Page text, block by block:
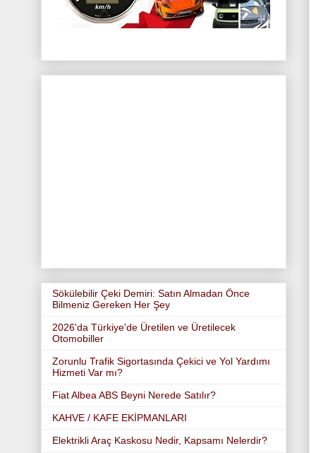
Sökülebilir Çeki Demiri: Satın Almadan Önce
Bilmeniz Gereken Her Şey
2026'da Türkiye'de Üretilen ve Üretilecek
Otomobiller
Zorunlu Trafik Sigortasında Çekici ve Yol Yardımı
Hizmeti Var mı?
Fiat Albea ABS Beyni Nerede Satılır?
KAHVE / KAFE EKİPMANLARI
Elektrikli Araç Kaskosu Nedir, Kapsamı Nelerdir?